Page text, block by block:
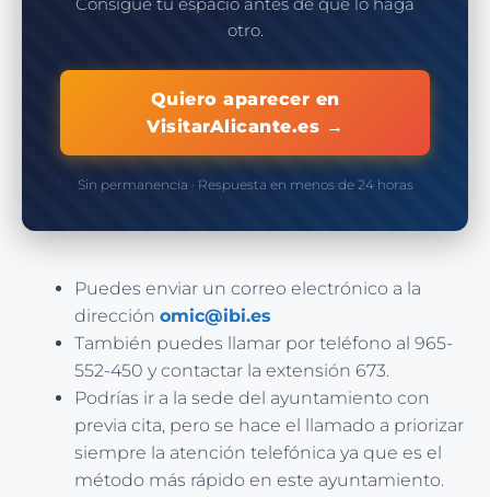
otro.
Quiero aparecer en
VisitarAlicante.es →
Sin permanencia · Respuesta en menos de 24 horas
Puedes enviar un correo electrónico a la
dirección omic@ibi.es
También puedes llamar por teléfono al 965-
552-450 y contactar la extensión 673.
Podrías ir a la sede del ayuntamiento con
previa cita, pero se hace el llamado a priorizar
siempre la atención telefónica ya que es el
método más rápido en este ayuntamiento.